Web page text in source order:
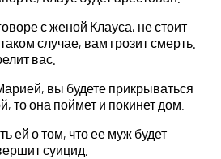
с женой Клауса, не стоит
случае, вам грозит смерть.
вас.
вы будете прикрываться
то она поймет и покинет дом.
ей о том, что ее муж будет
суицид.